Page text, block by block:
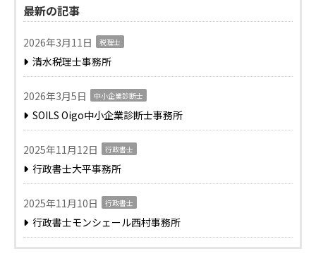
最新の記事
2026年3月11日 税理士
清水税理士事務所
2026年3月5日 中小企業診断士
SOILS Oigo中小企業診断士事務所
2025年11月12日 行政書士
行政書士大平事務所
2025年11月10日 行政書士
行政書士モンシェール西村事務所